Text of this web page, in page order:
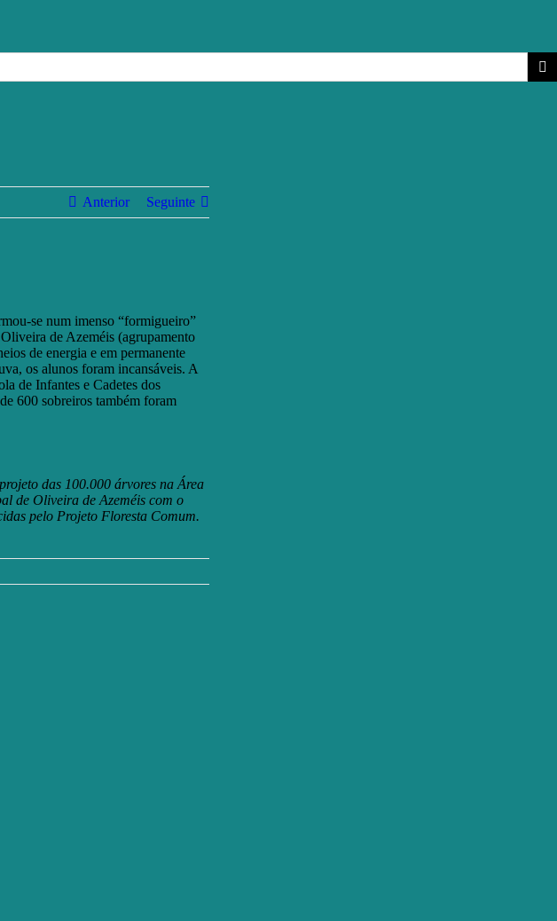
Anterior Seguinte
se num imenso “formigueiro”
de Azeméis (agrupamento
de energia e em permanente
os alunos foram incansáveis. A
de Infantes e Cadetes dos
600 sobreiros também foram
das 100.000 árvores na Área
de Oliveira de Azeméis com o
pelo Projeto Floresta Comum.